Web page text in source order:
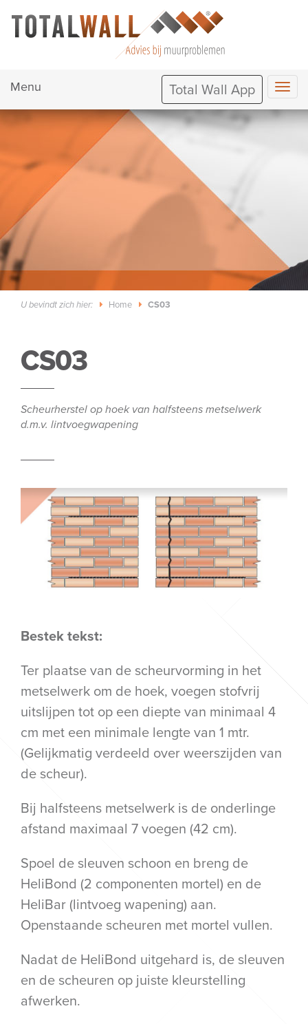
Total Wall App
Menu
U bevindt zich hier: Home CS03
CS03
Scheurherstel op hoek van halfsteens metselwerk
d.m.v. lintvoegwapening
Bestek tekst:
Ter plaatse van de scheurvorming in het
metselwerk om de hoek, voegen stofvrij
uitslijpen tot op een diepte van minimaal 4
cm met een minimale lengte van 1 mtr.
(Gelijkmatig verdeeld over weerszijden van
de scheur).
Bij halfsteens metselwerk is de onderlinge
afstand maximaal 7 voegen (42 cm).
Spoel de sleuven schoon en breng de
HeliBond (2 componenten mortel) en de
HeliBar (lintvoeg wapening) aan.
Openstaande scheuren met mortel vullen.
Nadat de HeliBond uitgehard is, de sleuven
en de scheuren op juiste kleurstelling
afwerken.